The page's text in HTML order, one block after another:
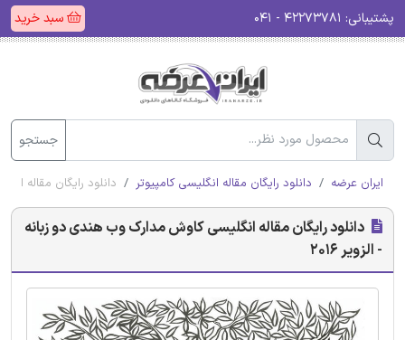
پشتیبانی: سبد خرید
جستجو
ایران عرضه دانلود رایگان مقاله انگلیسی کامپیوتر دانلود رایگان مقاله
دانلود رایگان مقاله انگلیسی کاوش مدارک وب هندی دو زبانه
- الزویر 2016